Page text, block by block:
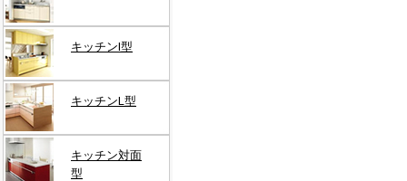
キッチンI型
キッチンL型
キッチン対面
型